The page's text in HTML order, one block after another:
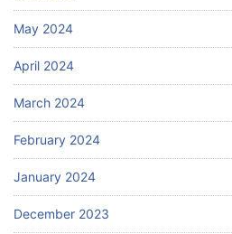
May 2024
April 2024
March 2024
February 2024
January 2024
December 2023